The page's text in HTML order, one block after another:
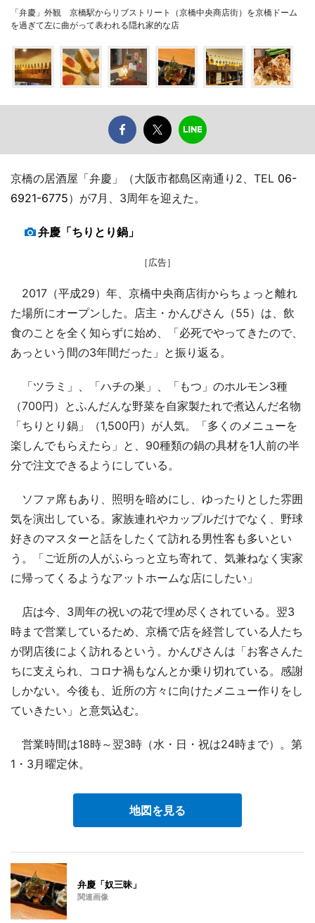
「弁慶」外観 京橋駅からリブストリート（京橋中央商店街）を京橋ドーム
を過ぎて左に曲がって表われる隠れ家的な店
京橋の居酒屋「弁慶」（大阪市都島区南通り2、TEL 06-
6921-6775）が7月、3周年を迎えた。
弁慶「ちりとり鍋」
［広告］
2017（平成29）年、京橋中央商店街からちょっと離れ
た場所にオープンした。店主・かんぴさん（55）は、飲
食のことを全く知らずに始め、「必死でやってきたので、
あっという間の3年間だった」と振り返る。
「ツラミ」、「ハチの巣」、「もつ」のホルモン3種
（700円）とふんだんな野菜を自家製たれで煮込んだ名物
「ちりとり鍋」（1,500円）が人気。「多くのメニューを
楽しんでもらえたら」と、90種類の鍋の具材を1人前の半
分で注文できるようにしている。
ソファ席もあり、照明を暗めにし、ゆったりとした雰囲
気を演出している。家族連れやカップルだけでなく、野球
好きのマスターと話をしたくて訪れる男性客も多いとい
う。「ご近所の人がふらっと立ち寄れて、気兼ねなく実家
に帰ってくるようなアットホームな店にしたい」
店は今、3周年の祝いの花で埋め尽くされている。翌3
時まで営業しているため、京橋で店を経営している人たち
が閉店後によく訪れるという。かんぴさんは「お客さんた
ちに支えられ、コロナ禍もなんとか乗り切れている。感謝
しかない。今後も、近所の方々に向けたメニュー作りをし
ていきたい」と意気込む。
営業時間は18時～翌3時（水・日・祝は24時まで）。第
1・3月曜定休。
地図を見る
弁慶「奴三昧」
関連画像